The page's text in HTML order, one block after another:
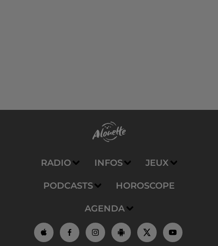
RADIO INFOS JEUX
PODCASTS HOROSCOPE
AGENDA